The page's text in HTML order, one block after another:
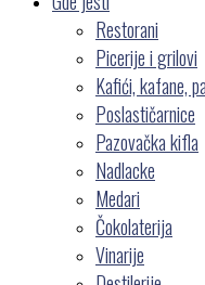
Restorani
Picerije i grilovi
Kafići, kafane,
Poslastičarnice
Pazovačka kifla
Nadlacke
Medari
Čokolaterija
Vinarije